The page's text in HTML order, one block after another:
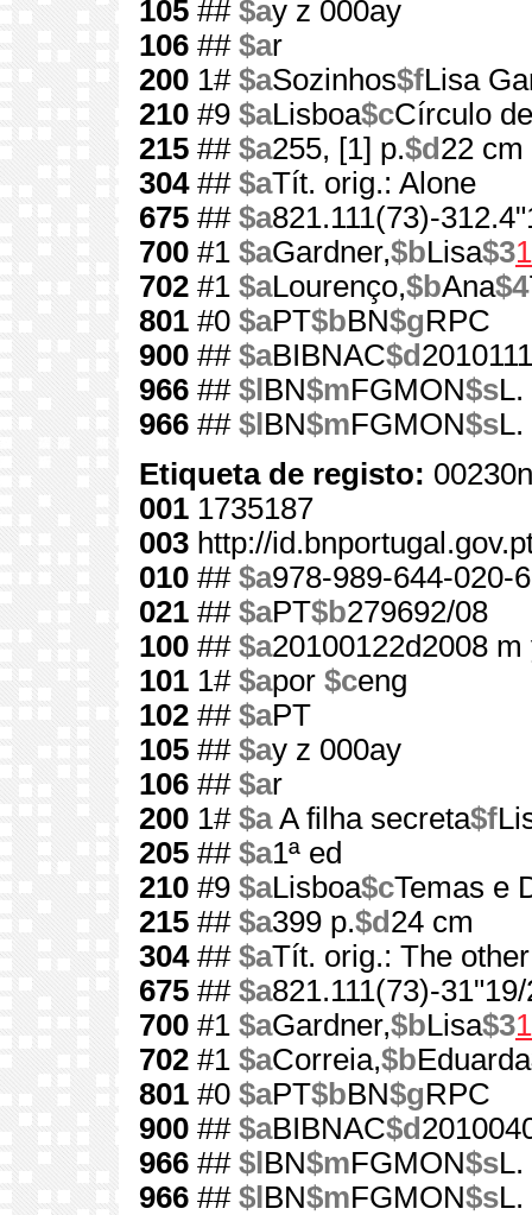
105 ## $ay z 000ay
106 ## $ar
200 1# $aSozinhos$fLisa
210 #9 $aLisboa$cCírculo
215 ## $a255, [1] p.$d 22 cm
304## $aTít. orig.: Alone
675 ## $a821.111(73)-
700 #1 $aGardner,$bLisa$3
702 #1 $aLourenço,$bAna$4
801 #0 $aPT$bBN$gRPC
900 ## $aBIBNAC$d
966 ## $l BN$mFGMON$sL.
966 ## $l BN$mFGMON$sL.
Etiqueta de registo:
001 1735187
003 http://
010 ## $a978-989-644-020-6
021 ## $aPT$b279692/08
100 ## $a20100122d2008
101 1# $apor $ceng
102 ## $aPT
105 ## $ay z 000ay
106 ## $ar
200 1# $aA filha secreta$f
205 ## $a1ª ed
210 #9 $aLisboa$cTemas e
215 ## $a399 p.$d 24 cm
304## $aTít. orig.: The
675 ## $a821.111(73)-
700 #1 $aGardner,$bLisa$3
702 #1 $aCorreia,$bEduarda
801 #0 $aPT$bBN$gRPC
900 ## $aBIBNAC$d
966 ## $l BN$mFGMON$sL.
966 ## $l BN$mFGMON$sL.